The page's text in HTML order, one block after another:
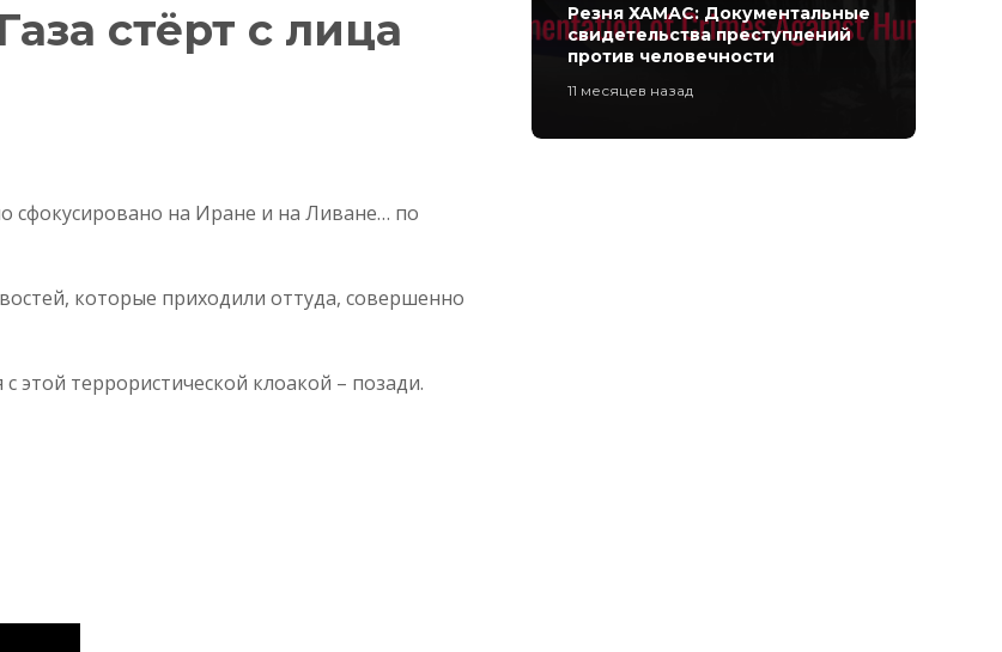
стёрт с лица
сфокусировано на Иране и на Ливане… по
которые приходили оттуда, совершенно
этой террористической клоакой – позади.
Резня ХАМАС: Документальные
свидетельства преступлений
против человечности
11 месяцев назад